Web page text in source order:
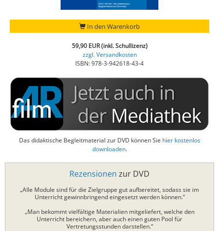
In den Warenkorb
59,90 EUR (inkl. Schullizenz)
zzgl. Versandkosten
ISBN: 978-3-942618-43-4
Das didaktische Begleitmaterial zur DVD können Sie hier kostenlos
downloaden.
Rezensionen zur DVD
„Alle Module sind für die Zielgruppe gut aufbereitet, sodass sie im
Unterricht gewinnbringend eingesetzt werden können.“
„Man bekommt vielfältige Materialien mitgeliefert, welche den
Unterricht bereichern, aber auch einen guten Pool für
Vertretungsstunden darstellen.“